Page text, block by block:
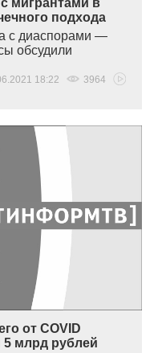
мигрантами в
подхода
с диаспорами —
обсудили
18:22 3964
от COVID
5 млрд рублей